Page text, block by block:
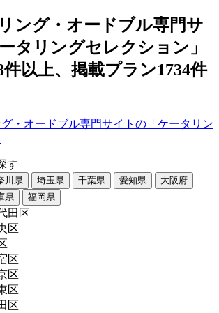
ング・オードブル専門サ
タリングセレクション」
件以上、掲載プラン1734件
す
川県 埼玉県 千葉県 愛知県
大阪府
県 福岡県
田区
区
区
区
区
区